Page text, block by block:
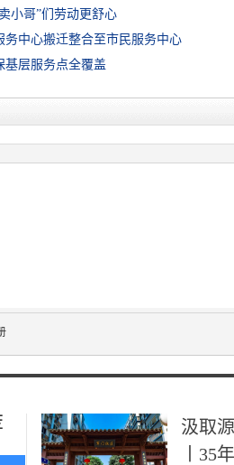
小哥”们劳动更舒心
务中心搬迁整合至市民服务中心
基层服务点全覆盖
汲取
丨35